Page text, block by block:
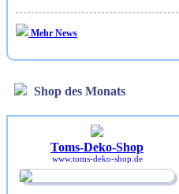
Mehr News
Shop des Monats
Toms-Deko-Shop
www.toms-deko-shop.de